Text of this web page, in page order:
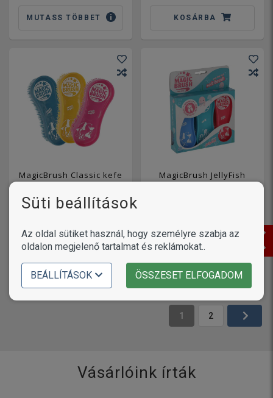
MUTASS TÖBBET KOSÁRBA
MagicBrush Classic kefe
5 890 Ft
KOSÁRBA
MagicBrush JellyFish
KOSÁRBA
21termék
1 2
Vásárlóink írták
Süti beállítások
Az oldal sütiket használ, hogy személyre szabja az
oldalon megjelenő tartalmat és reklámokat..
BEÁLLÍTÁSOK ÖSSZESET ELFOGADOM